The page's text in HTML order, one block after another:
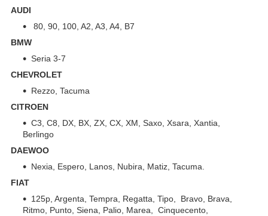
AUDI
80, 90, 100, A2, A3, A4, B7
BMW
Seria 3-7
CHEVROLET
Rezzo, Tacuma
CITROEN
C3, C8, DX, BX, ZX, CX, XM, Saxo, Xsara, Xantia,
Berlingo
DAEWOO
Nexia, Espero, Lanos, Nubira, Matiz, Tacuma.
FIAT
125p, Argenta, Tempra, Regatta, Tipo, Bravo, Brava,
Ritmo, Punto, Siena, Palio, Marea, Cinquecento,